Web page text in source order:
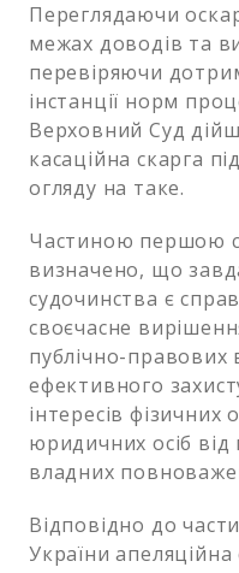
Переглядаючи
межах доводів та
перевіряючи
інстанції норм
Верховний Суд
касаційна скарга
огляду на таке.
Частиною першою
визначено, що
судочинства є
своєчасне
публічно-правових
ефективного
інтересів фізичних
юридичних осіб від
владних
Відповідно до
України